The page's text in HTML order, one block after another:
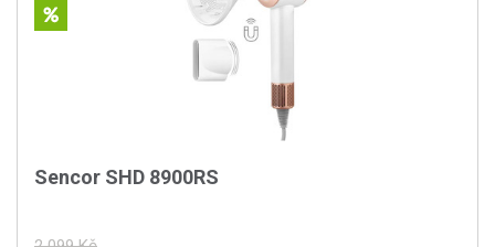
Sencor SHD 8900RS